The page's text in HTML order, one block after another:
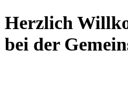
Herzlich
bei der